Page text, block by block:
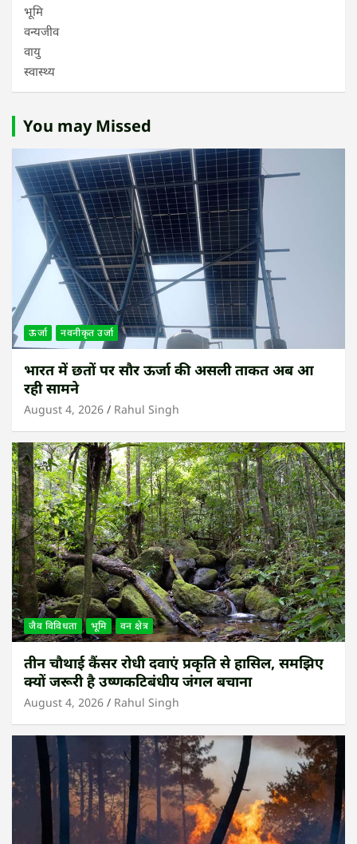
भूमि
वन्यजीव
वायु
स्वास्थ्य
You may Missed
ऊर्जा नवनीकृत उर्जा
भारत में छतों पर सौर ऊर्जा की असली ताकत अब आ
रही सामने
August 4, 2026 Rahul Singh
जैव विविधता भूमि वन क्षेत्र
तीन चौथाई कैंसर रोधी दवाएं प्रकृति से हासिल, समझिए
क्यों जरूरी है उष्णकटिबंधीय जंगल बचाना
August 4, 2026 Rahul Singh